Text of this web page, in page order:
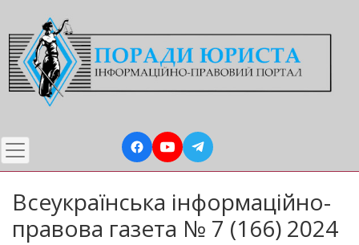
до
основного
вмісту
Всеукраїнська інформаційно-
правова газета № 7 (166) 2024